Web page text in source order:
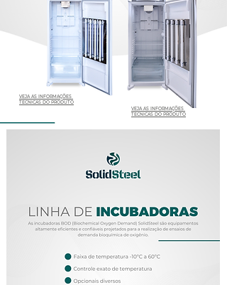
VEJA AS INFORMAÇÕES
TÉCNICAS DO PRODUTO
VEJA AS INFORMAÇÕES
TÉCNICAS DO PRODUTO